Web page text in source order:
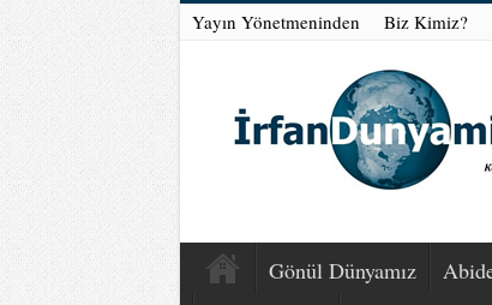
Yayın Yönetmeninden Biz Kimiz?
Gönül Dünyamız